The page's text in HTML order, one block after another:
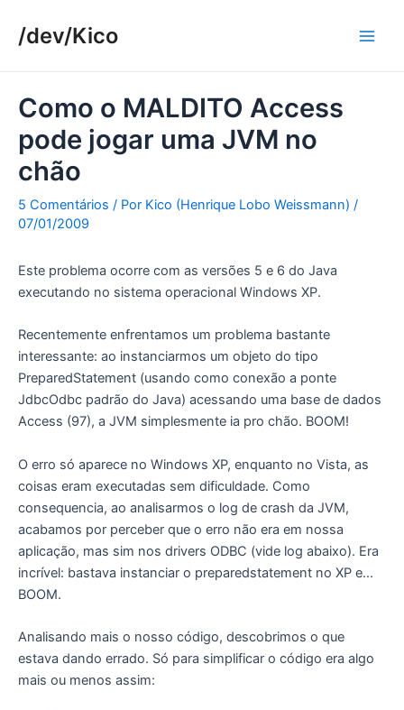
para/dev/Kico
Como o MALDITO Access
pode jogar uma JVM no
chão
5 Comentários / Por Kico (Henrique Lobo Weissmann) /
07/01/2009
Este problema ocorre com as versões 5 e 6 do Java
executando no sistema operacional Windows XP.
Recentemente enfrentamos um problema bastante
interessante: ao instanciarmos um objeto do tipo
PreparedStatement (usando como conexão a ponte
JdbcOdbc padrão do Java) acessando uma base de dados
Access (97), a JVM simplesmente ia pro chão. BOOM!
O erro só aparece no Windows XP, enquanto no Vista, as
coisas eram executadas sem dificuldade. Como
consequencia, ao analisarmos o log de crash da JVM,
acabamos por perceber que o erro não era em nossa
aplicação, mas sim nos drivers ODBC (vide log abaixo). Era
incrível: bastava instanciar o preparedstatement no XP e…
BOOM.
Analisando mais o nosso código, descobrimos o que
estava dando errado. Só para simplificar o código era algo
mais ou menos assim: